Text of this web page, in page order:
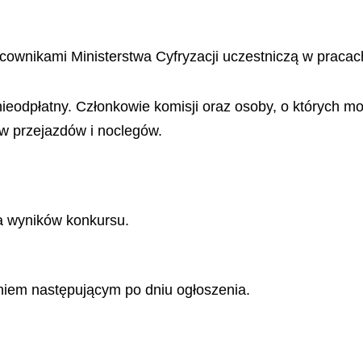
Ministerstwa Cyfryzacji uczestniczą w
Członkowie komisji oraz osoby, o których
przejazdów i noclegów.
wyników konkursu.
następującym po dniu ogłoszenia.